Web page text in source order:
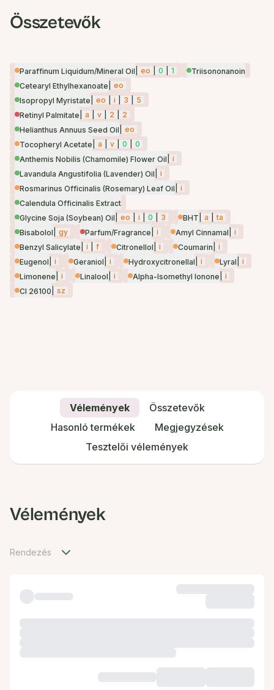
Összetevők
Paraffinum Liquidum/Mineral Oil eo 0 1
Triisononanoin
Cetearyl Ethylhexanoate
eo
Isopropyl Myristate
eo i 3
5
Retinyl Palmitate
a v 2
2
Helianthus Annuus Seed Oil
eo
Tocopheryl Acetate
a v 0
0
Anthemis Nobilis (Chamomile) Flower Oil
i
Lavandula Angustifolia (Lavender) Oil
i
Rosmarinus Officinalis (Rosemary) Leaf Oil
i
Calendula Officinalis Extract
Glycine Soja (Soybean) Oil
eo i 0 3 BHT a
ta
Bisabolol
gy Parfum/Fragrance i Amyl Cinnamal
i
Benzyl Salicylate
i f Citronellol i Coumarin
i
Eugenol
i Geraniol i Hydroxycitronellal i Lyral
i
Limonene
i Linalool i Alpha-Isomethyl Ionone
i
CI 26100
sz
Vélemények
Összetevők
Hasonló termékek
Megjegyzések
Tesztelői vélemények
Vélemények
Rendezés